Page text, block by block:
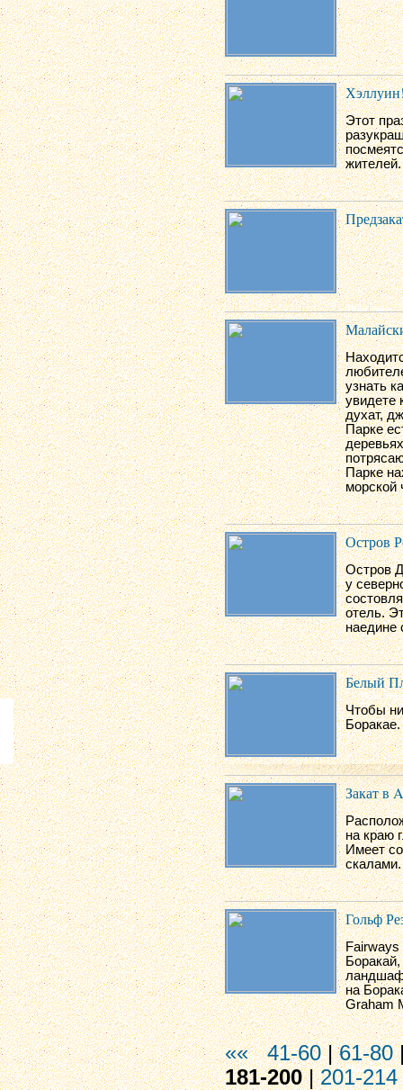
Этот
узнать
увидете
духат,
Парке
Парке
морской
Остров
Остров
у
отель.
наедине
Белый
Чтобы
Боракае.
Закат в
на краю
Имеет
скалами.
Гольф
Fairways
на
Graham
«« 41-60|61-80
181-200|201-214